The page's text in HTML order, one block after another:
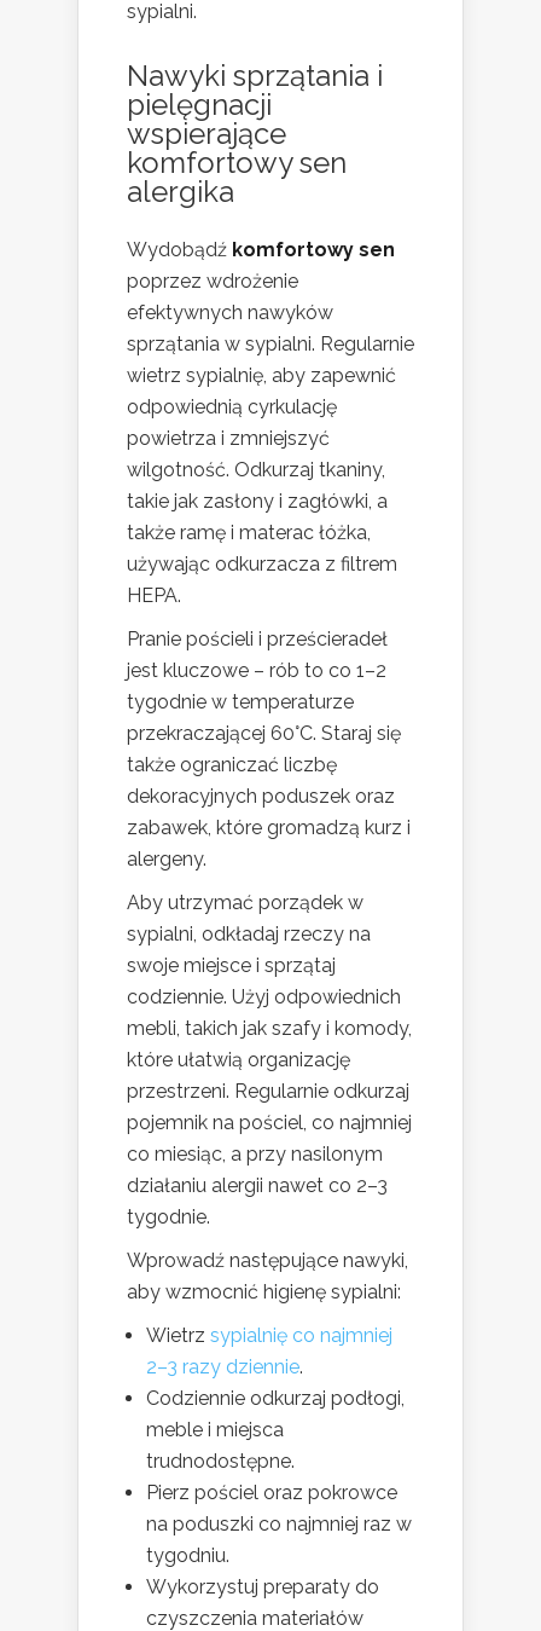
sypialni.
Nawyki sprzątania i
pielęgnacji
wspierające
komfortowy sen
alergika
Wydobądź komfortowy sen
poprzez wdrożenie
efektywnych nawyków
sprzątania w sypialni. Regularnie
wietrz sypialnię, aby zapewnić
odpowiednią cyrkulację
powietrza i zmniejszyć
wilgotność. Odkurzaj tkaniny,
takie jak zasłony i zagłówki, a
także ramę i materac łóżka,
używając odkurzacza z filtrem
HEPA.
Pranie pościeli i prześcieradeł
jest kluczowe – rób to co 1–2
tygodnie w temperaturze
przekraczającej 60°C. Staraj się
także ograniczać liczbę
dekoracyjnych poduszek oraz
zabawek, które gromadzą kurz i
alergeny.
Aby utrzymać porządek w
sypialni, odkładaj rzeczy na
swoje miejsce i sprzątaj
codziennie. Użyj odpowiednich
mebli, takich jak szafy i komody,
które ułatwią organizację
przestrzeni. Regularnie odkurzaj
pojemnik na pościel, co najmniej
co miesiąc, a przy nasilonym
działaniu alergii nawet co 2–3
tygodnie.
Wprowadź następujące nawyki,
aby wzmocnić higienę sypialni:
Wietrz sypialnię co najmniej
2–3 razy dziennie.
Codziennie odkurzaj podłogi,
meble i miejsca
trudnodostępne.
Pierz pościel oraz pokrowce
na poduszki co najmniej raz w
tygodniu.
Wykorzystuj preparaty do
czyszczenia materiałów